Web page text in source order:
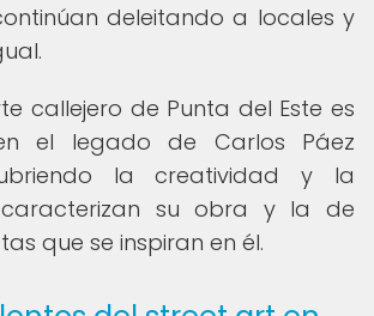
deleitando a locales y
callejero de Punta del Este es
el legado de Carlos Páez
la creatividad y la
su obra y la de
que se inspiran en él.